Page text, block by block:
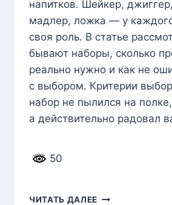
напитков. Шейкер,
мадлер, ложка — у
своя роль. В статье
бывают наборы, сколько
реально нужно и как не
с выбором. Критерии
набор не пылился на полке,
а действительно радовал
50
ЧИТАТЬ ДАЛЕЕ РЕЙТИНГ